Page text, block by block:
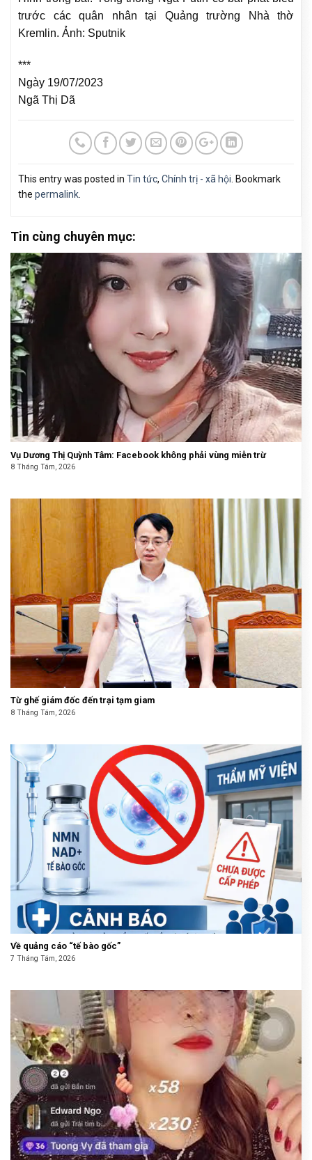
trước các quân nhân tại Quảng trường Nhà thờ
Kremlin. Ảnh: Sputnik
***
Ngày 19/07/2023
Ngã Thị Dã
This entry was posted in Tin tức, Chính trị - xã hội. Bookmark
the permalink.
Tin cùng chuyên mục:
Vụ Dương Thị Quỳnh Tâm: Facebook không phải vùng miễn trừ
8 Tháng Tám, 2026
Từ ghế giám đốc đến trại tạm giam
8 Tháng Tám, 2026
Về quảng cáo “tế bào gốc”
7 Tháng Tám, 2026